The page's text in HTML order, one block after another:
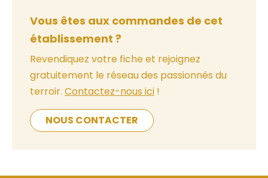
Vous êtes aux commandes de cet
établissement ?
Revendiquez votre fiche et rejoignez
gratuitement le réseau des passionnés du
terroir. Contactez-nous ici !
NOUS CONTACTER